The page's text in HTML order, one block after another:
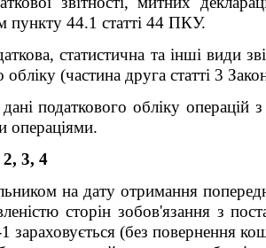
пункту 44.1 статті 44 ПКУ.
статистична та інші види
обліку (частина друга статті 3
податкового обліку операцій з
операціями.
3, 4
на дату отримання
сторін зобов'язання з
зараховується (без повернення